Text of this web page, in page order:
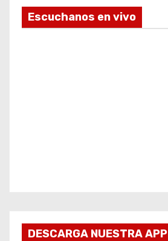
Escuchanos en vivo
DESCARGA NUESTRA APP